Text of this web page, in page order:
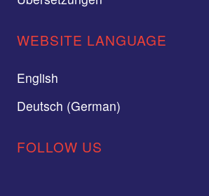
WEBSITE LANGUAGE
English
Deutsch (German)
FOLLOW US